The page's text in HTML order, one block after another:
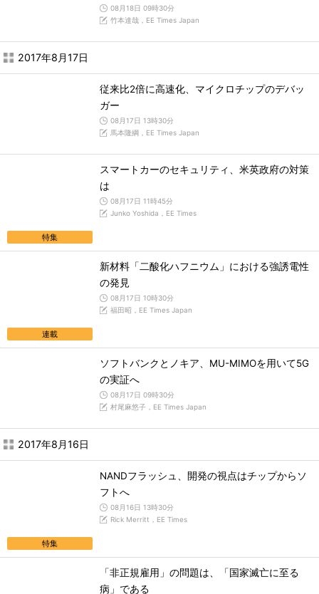
08月18日 09時30分
竹本達哉，EE Times Japan
2017年8月17日
従来比2倍に高速化、マイクロチップのデバッ
ガー
08月17日 13時30分
馬本隆綱，EE Times Japan
特集
スマートカーのセキュリティ、米英政府の対策
は
08月17日 11時45分
Junko Yoshida，EE Times
連載
新材料「二酸化ハフニウム」における強誘電性
の発見
08月17日 10時30分
福田昭，EE Times Japan
ソフトバンクとノキア、MU-MIMOを用いて5G
の実証へ
08月17日 09時30分
村尾麻悠子，EE Times Japan
2017年8月16日
特集
NANDフラッシュ、開発の視点はチップからソ
フトへ
08月16日 13時30分
Rick Merritt，EE Times
「非正規雇用」の問題は、「国家滅亡に至る
病」である